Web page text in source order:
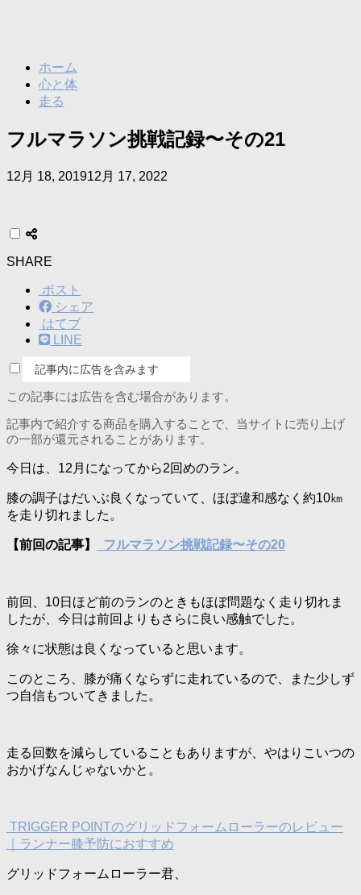
ホーム
心と体
走る
フルマラソン挑戦記録〜その21
12月 18, 201912月 17, 2022
SHARE
ポスト
シェア
はてブ
LINE
記事内に広告を含みます
この記事には広告を含む場合があります。
記事内で紹介する商品を購入することで、当サイトに売り上げ
の一部が還元されることがあります。
今日は、12月になってから2回めのラン。
膝の調子はだいぶ良くなっていて、ほぼ違和感なく約10㎞
を走り切れました。
【前回の記事】 フルマラソン挑戦記録〜その20
前回、10日ほど前のランのときもほぼ問題なく走り切れま
したが、今日は前回よりもさらに良い感触でした。
徐々に状態は良くなっていると思います。
このところ、膝が痛くならずに走れているので、また少しず
つ自信もついてきました。
走る回数を減らしていることもありますが、やはりこいつの
おかげなんじゃないかと。
TRIGGER POINTのグリッドフォームローラーのレビュー
｜ランナー膝予防におすすめ
グリッドフォームローラー君、